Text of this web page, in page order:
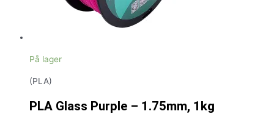
På lager
(PLA)
PLA Glass Purple – 1.75mm, 1kg